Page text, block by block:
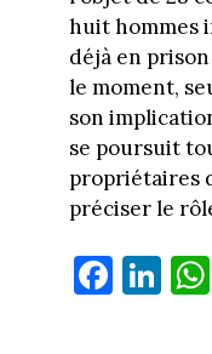
huit hommes
déjà en
le moment,
son
se poursuit
propriétaires
préciser le
Fa
ce
Li
nk